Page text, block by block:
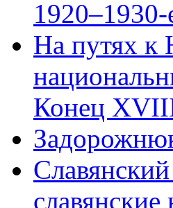
На путях к
Конец